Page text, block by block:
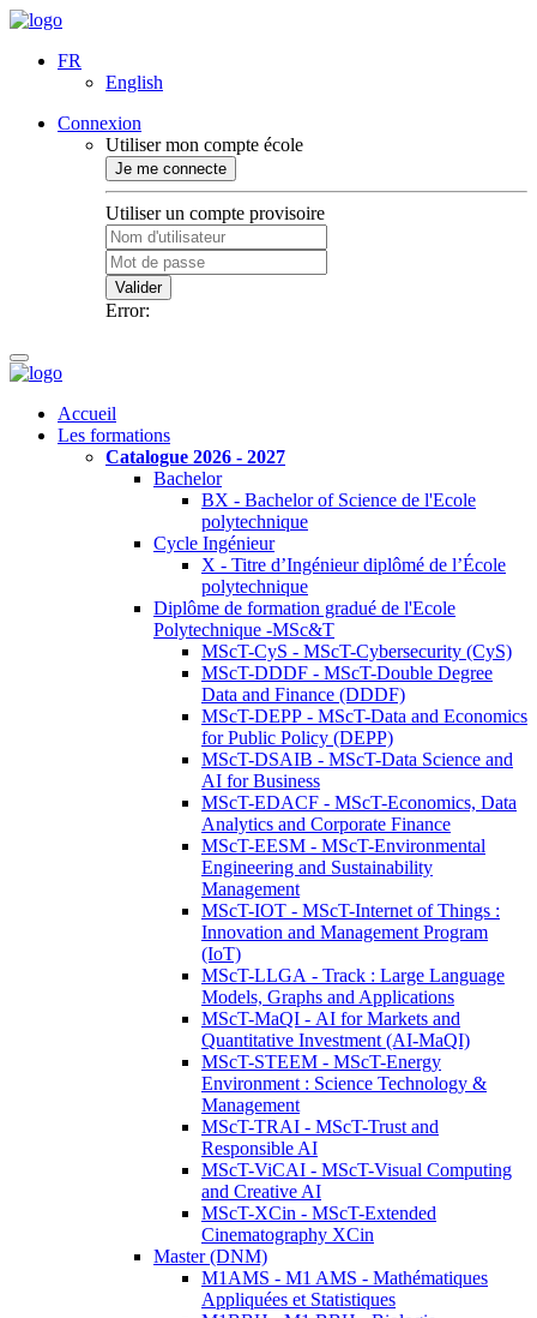
FR
English
Connexion
Utiliser mon compte école
Je me connecte
Utiliser un compte provisoire
Valider
Error:
Accueil
Les formations
Catalogue 2026 - 2027
Bachelor
BX - Bachelor of Science de l'Ecole
polytechnique
Cycle Ingénieur
X - Titre d’Ingénieur diplômé de l’École
polytechnique
Diplôme de formation gradué de l'Ecole
Polytechnique -MSc&T
MScT-CyS - MScT-Cybersecurity (CyS)
MScT-DDDF - MScT-Double Degree
Data and Finance (DDDF)
MScT-DEPP - MScT-Data and Economics
for Public Policy (DEPP)
MScT-DSAIB - MScT-Data Science and
AI for Business
MScT-EDACF - MScT-Economics, Data
Analytics and Corporate Finance
MScT-EESM - MScT-Environmental
Engineering and Sustainability
Management
MScT-IOT - MScT-Internet of Things :
Innovation and Management Program
(IoT)
MScT-LLGA - Track : Large Language
Models, Graphs and Applications
MScT-MaQI - AI for Markets and
Quantitative Investment (AI-MaQI)
MScT-STEEM - MScT-Energy
Environment : Science Technology &
Management
MScT-TRAI - MScT-Trust and
Responsible AI
MScT-ViCAI - MScT-Visual Computing
and Creative AI
MScT-XCin - MScT-Extended
Cinematography XCin
Master (DNM)
M1AMS - M1 AMS - Mathématiques
Appliquées et Statistiques